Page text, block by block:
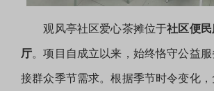
观风亭社区爱心茶摊位于社区便
厅。项目自成立以来，始终恪守公益
接群众季节需求。根据季节时令变化